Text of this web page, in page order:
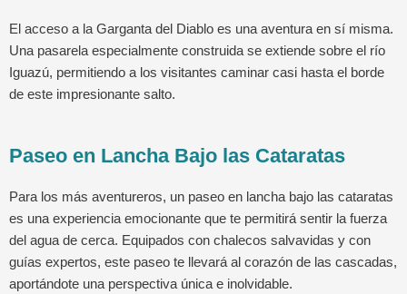
El acceso a la Garganta del Diablo es una aventura en sí misma.
Una pasarela especialmente construida se extiende sobre el río
Iguazú, permitiendo a los visitantes caminar casi hasta el borde
de este impresionante salto.
Paseo en Lancha Bajo las Cataratas
Para los más aventureros, un paseo en lancha bajo las cataratas
es una experiencia emocionante que te permitirá sentir la fuerza
del agua de cerca. Equipados con chalecos salvavidas y con
guías expertos, este paseo te llevará al corazón de las cascadas,
aportándote una perspectiva única e inolvidable.